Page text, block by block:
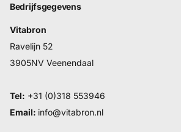
Bedrijfsgegevens
Vitabron
Ravelijn 52
3905NV Veenendaal
Tel: +31 (0)318 553946
Email: info@vitabron.nl